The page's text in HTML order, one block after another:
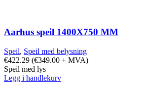
Aarhus speil 1400X750 MM
Speil, Speil med belysning
€422.29 (€349.00 + MVA)
Speil med lys
Legg i handlekurv